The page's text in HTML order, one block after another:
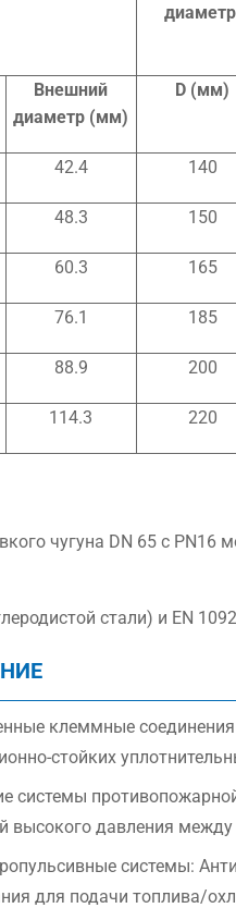
Внешний
диаметр (мм)
D (мм)
42.4 140
48.3 150
60.3 165
76.1 185
88.9 200
114.3 220
чугуна DN 65 с PN16
стали) и EN
клеммные соединения
стойких
системы
высокого давления
системы:
для подачи топлива/